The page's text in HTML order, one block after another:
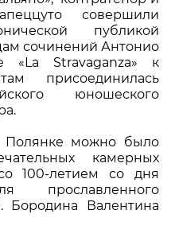
совершили
публикой
сочинений Антонио
«La Stravaganza» к
присоединилась
юношеского
Полянке можно было
камерных
100-летием со дня
прославленного
Бородина Валентина